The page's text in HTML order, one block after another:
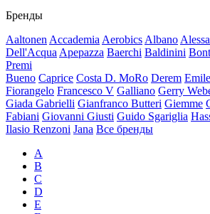
Бренды
Aaltonen Accademia Aerobics Albano
Dell'Acqua Apepazza Baerchi Baldinini
Premi
Bueno Caprice Costa D. MoRo Derem Emile
Fiorangelo Francesco V Galliano Gerry
Giada Gabrielli Gianfranco Butteri Giemme
Fabiani Giovanni Giusti Guido Sgariglia
Ilasio Renzoni Jana Все бренды
A
B
C
D
E